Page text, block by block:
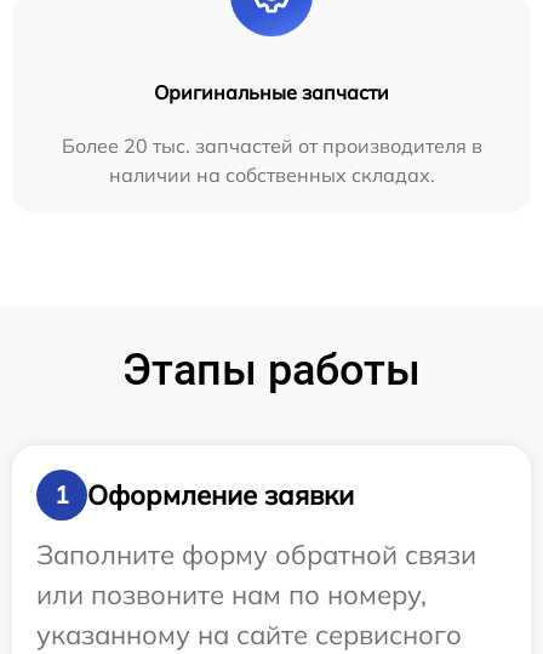
Оригинальные запчасти
Более 20 тыс. запчастей от производителя в
наличии на собственных складах.
Этапы работы
1
Оформление заявки
Заполните форму обратной связи
или позвоните нам по номеру,
указанному на сайте сервисного